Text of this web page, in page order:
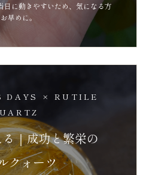
に動きやすいため、気になる方
早めに。
DAYS × RUTILE
｜成功と繁栄の
クォーツ